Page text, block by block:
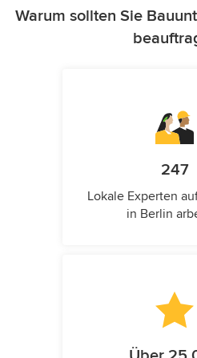
Warum sollten Sie
247
Lokale Experten
in Berlin